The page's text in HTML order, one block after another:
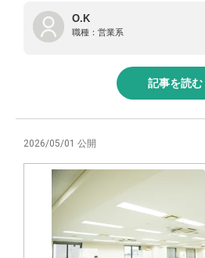
O.K
職種： 営業系
記事を読む
2026/05/01 公開